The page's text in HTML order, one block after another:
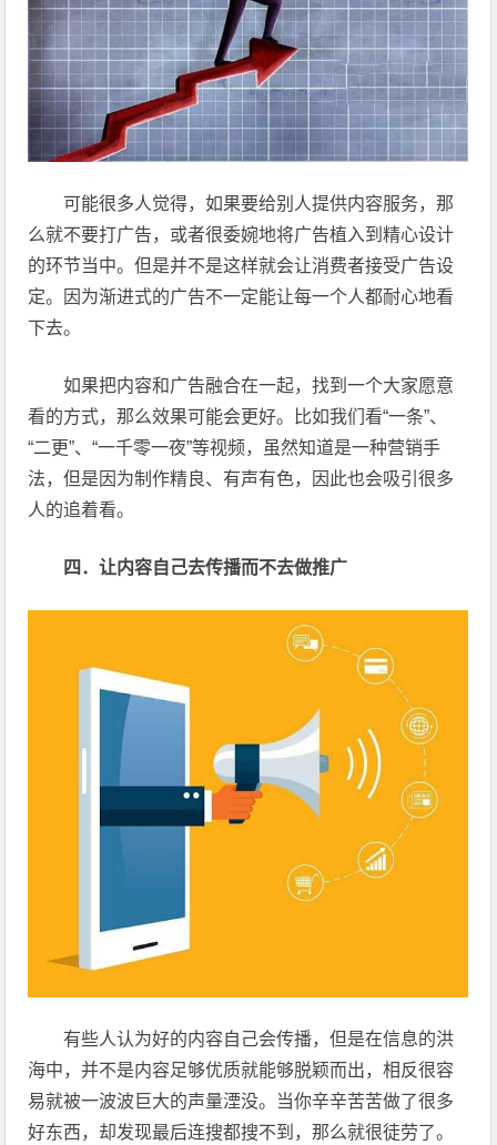
可能很多人觉得，如果要给别人提供内容服务，那
么就不要打广告，或者很委婉地将广告植入到精心设计
的环节当中。但是并不是这样就会让消费者接受广告设
定。因为渐进式的广告不一定能让每一个人都耐心地看
下去。
如果把内容和广告融合在一起，找到一个大家愿意
看的方式，那么效果可能会更好。比如我们看“一条”、
“二更”、“一千零一夜”等视频，虽然知道是一种营销手
法，但是因为制作精良、有声有色，因此也会吸引很多
人的追着看。
四．让内容自己去传播而不去做推广
有些人认为好的内容自己会传播，但是在信息的洪
海中，并不是内容足够优质就能够脱颖而出，相反很容
易就被一波波巨大的声量湮没。当你辛辛苦苦做了很多
好东西，却发现最后连搜都搜不到，那么就很徒劳了。